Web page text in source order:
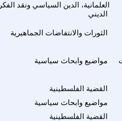
العلمانية، الدين السياسي ونقد الفكر
الديني
الثورات والانتفاضات الجماهيرية
مواضيع وابحاث سياسية
القضية الفلسطينية
مواضيع وابحاث سياسية
القضية الفلسطينية